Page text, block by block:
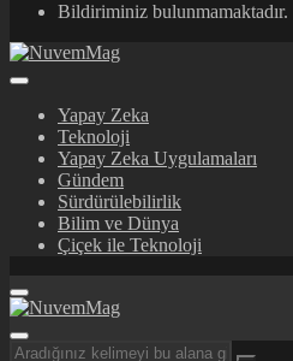
Bildiriminiz bulunmamaktadır.
Yapay Zeka
Teknoloji
Yapay Zeka Uygulamaları
Gündem
Sürdürülebilirlik
Bilim ve Dünya
Çiçek ile Teknoloji